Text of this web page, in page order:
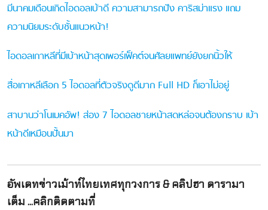
มีนาคมเดือนเกิดไอดอลเบ้าดี ความสามารถปัง คาริสม่าแรง แถม
ความนิยมระดับชั้นแนวหน้า!
ไอดอลเกาหลีที่มีเบ้าหน้าสุดเพอร์เฟ็คต์จนศัลยแพทย์ยังยกนิ้วให้
สื่อเกาหลีเลือก 5 ไอดอลที่ตัวจริงดูดีมาก Full HD ก็เอาไม่อยู่
สาบานว่าโนเมคอัพ! ส่อง 7 ไอดอลชายหน้าสดหล่อจนต้องกราบ เบ้า
หน้าดีเหมือนปั้นมา
อัพเดทข่าวเม้าท์ไทยเทศทุกวงการ & คลิปฮา ดารามา
เต็ม ...คลิกติดตามที่